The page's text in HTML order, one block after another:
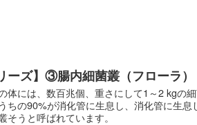
ーズ】③腸内細菌叢（フローラ）
には、数百兆個、重さにして1～2 kgの
ちの90%が消化管に生息し、消化管に生息
そうと呼ばれています。